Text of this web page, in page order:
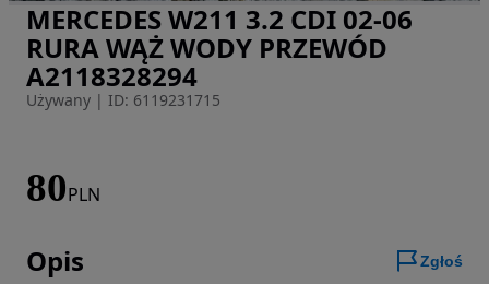
Zdjęcie 1 z 5
MERCEDES W211 3.2 CDI 02-06
RURA WĄŻ WODY PRZEWÓD
A2118328294
Używany | ID: 6119231715
80PLN
Opis Zgłoś